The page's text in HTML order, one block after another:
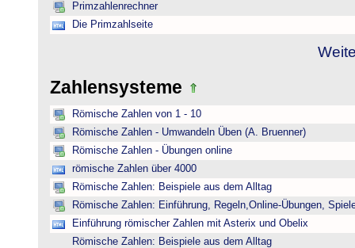
Primzahlenrechner
Die Primzahlseite
Zahlensysteme
Römische Zahlen von 1 - 10
Römische Zahlen - Umwandeln Üben (A. Bruenner)
Römische Zahlen - Übungen online
römische Zahlen über 4000
Römische Zahlen: Beispiele aus dem Alltag
Römische Zahlen: Einführung, Regeln,Online-Übungen,
Einführung römischer Zahlen mit Asterix und Obelix
Römische Zahlen: Beispiele aus dem Alltag